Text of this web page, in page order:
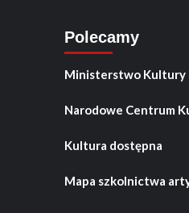
Polecamy
Ministerstwo Kultury
Narodowe Centrum
Kultura dostępna
Mapa szkolnictwa